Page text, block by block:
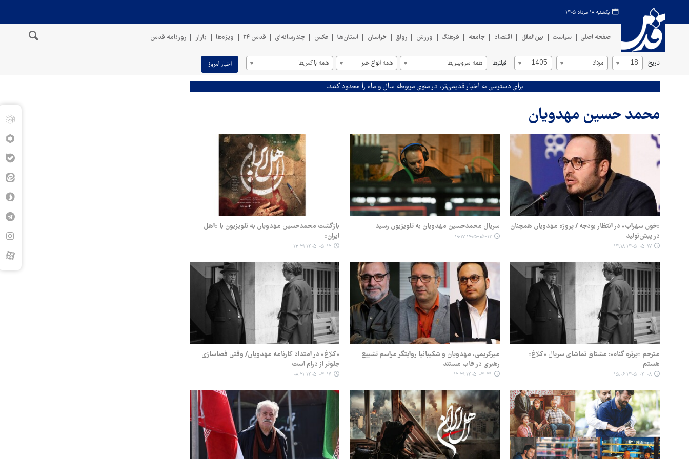
یکشنبه ۱۸ مرداد ۱۴۰۵
صفحه اصلی سیاست بین‌الملل اقتصاد جامعه فرهنگ ورزش رواق خراسان استان‌ها عکس چندرسانه‌ای قدس ۲۴ ویژه‌ها بازار روزنامه قدس
تاریخ 18 مرداد 1405 فیلترها همه سرویس‌ها همه انواع خبر همه باکس‌ها اخبار امروز
برای دسترسی به اخبار قدیمی‌تر، در منوی مربوطه سال و ماه را محدود کنید.
محمد حسین مهدویان
«خون سهراب» در انتظار بودجه / پروژه مهدویان همچنان
در پیش‌تولید
۱۴۰۵-۰۵-۱۷ ۱۴:۱۸
سریال محمدحسین مهدویان به تلویزیون رسید
۱۴۰۵-۰۵-۱۲ ۱۹:۱۷
بازگشت محمدحسین مهدویان به تلویزیون با «اهل
ایران»
۱۴۰۵-۰۵-۱۲ ۱۳:۲۹
مترجم «پرتره گناه»: مشتاق تماشای سریال «کلاغ»
هستم
۱۴۰۵-۰۴-۰۸ ۱۵:۰۶
میرکریمی، مهدویان و شکیبانیا روایتگر مراسم تشییع
رهبری در قاب مستند
۱۴۰۵-۰۳-۳۱ ۱۲:۲۹
«کلاغ» در امتداد کارنامه‌ مهدویان/ وقتی فضاسازی
جلوتر از درام است
۱۴۰۵-۰۳-۱۶ ۰۸:۲۱